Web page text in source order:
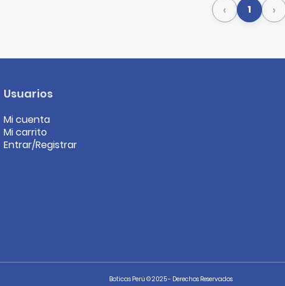
‹ 1 ›
Usuarios
Mi cuenta
Mi carrito
Entrar/Registrar
Boticas Perú © 2025 - Derechos Reservados